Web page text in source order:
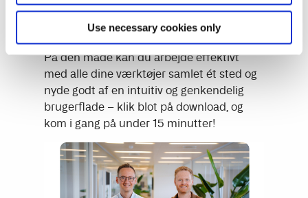
Use necessary cookies only
funktionalitet til din eksisterende
Microsoft ERP-platform.
På den måde kan du arbejde effektivt
med alle dine værktøjer samlet ét sted og
nyde godt af en intuitiv og genkendelig
brugerflade – klik blot på download, og
kom i gang på under 15 minutter!